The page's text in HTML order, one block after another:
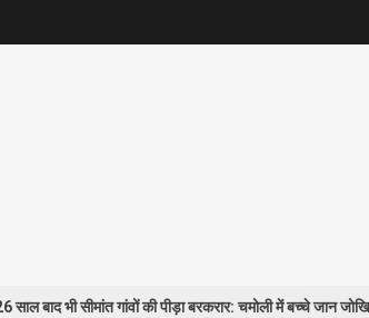
गांवों की पीड़ा बरकरार: चमोली में बच्चे जान जोखिम में डालकर पार